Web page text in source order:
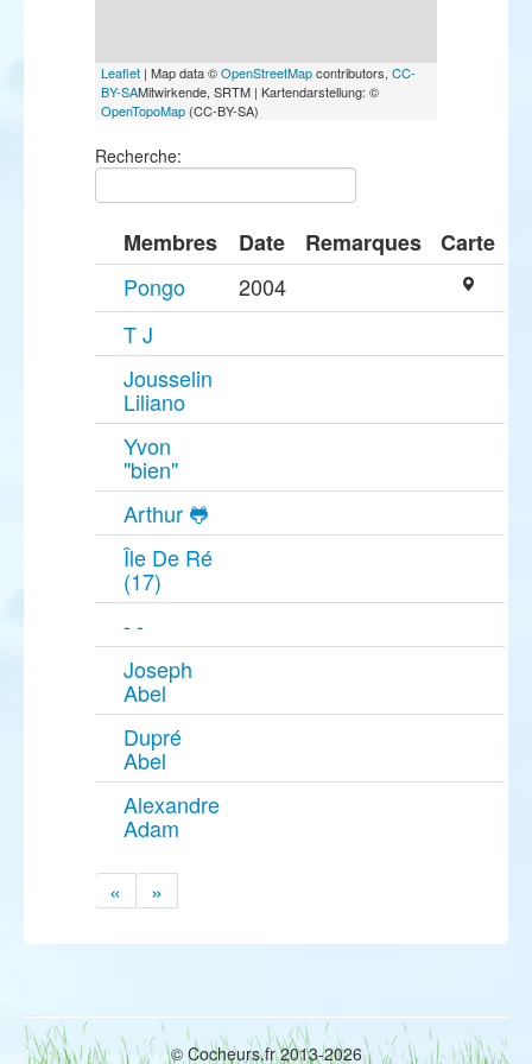
Leaflet | Map data ©OpenStreetMapcontributors, CC-
BY-SAMitwirkende, SRTM | Kartendarstellung: ©
OpenTopoMap (CC-BY-SA)
Recherche:
Membres Date Remarques
Carte
Pongo
2004
T J
Jousselin
Liliano
Yvon
"bien"
Arthur 🐸
Île De Ré
(17)
- -
Joseph
Abel
Dupré
Abel
Alexandre
Adam
« »
© Cocheurs.fr 2013-2026